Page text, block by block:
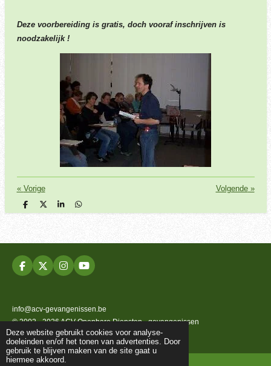
Deze website gebruikt cookies voor analyse-
doeleinden en/of het tonen van advertenties. Door
gebruik te blijven maken van de site gaat u
hiermee akkoord.
Deze voorbereiding is gratis, doch vooraf inschrijven is
noodzakelijk !
« Vorige Volgende»
D
e
D
e
S
h
D
e
F
a
b
o
o
k
X
I
n
a
g
r
a
m
Y
o
u
b
e
info@acv-gevangenissen.be
© 2002 - 2026 ACV Openbare Diensten - gevangenissen
Powered byJouwWeb